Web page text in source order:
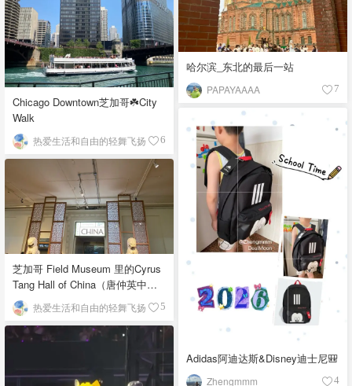
哈尔滨_东北的最后一站
PAPAYAAAA 7
Chicago Downtown芝加哥☘️City
Walk
热爱生活和自由的轻舞飞扬 6
Adidas阿迪达斯&Disney迪士尼🎒
Zhengmmm 4
芝加哥 Field Museum 里的Cyrus
Tang Hall of China（唐仲英中国
馆） 热爱生活和自由的轻舞飞扬 5